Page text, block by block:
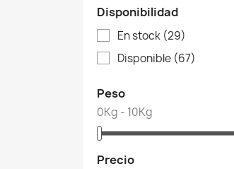
Disponibilidad
En stock (29)
Disponible (67)
Peso
0Kg - 10Kg
Precio